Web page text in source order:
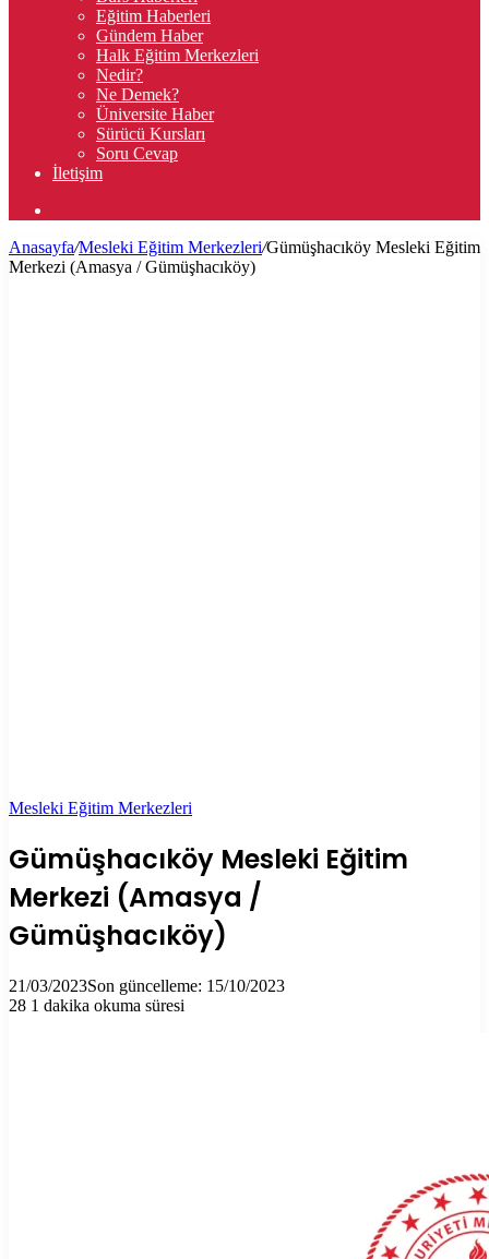
Eğitim Haberleri
Gündem Haber
Halk Eğitim Merkezleri
Nedir?
Ne Demek?
Üniversite Haber
Sürücü Kursları
Soru Cevap
İletişim
...
Anasayfa/Mesleki Eğitim Merkezleri/Gümüşhacıköy Mesleki Eğitim
Merkezi (Amasya / Gümüşhacıköy)
Mesleki Eğitim Merkezleri
Gümüşhacıköy Mesleki Eğitim
Merkezi (Amasya /
Gümüşhacıköy)
21/03/2023Son güncelleme: 15/10/2023
28 1 dakika okuma süresi